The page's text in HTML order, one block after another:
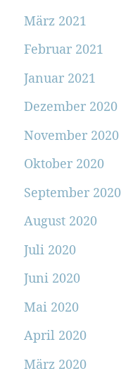
März 2021
Februar 2021
Januar 2021
Dezember 2020
November 2020
Oktober 2020
September 2020
August 2020
Juli 2020
Juni 2020
Mai 2020
April 2020
März 2020